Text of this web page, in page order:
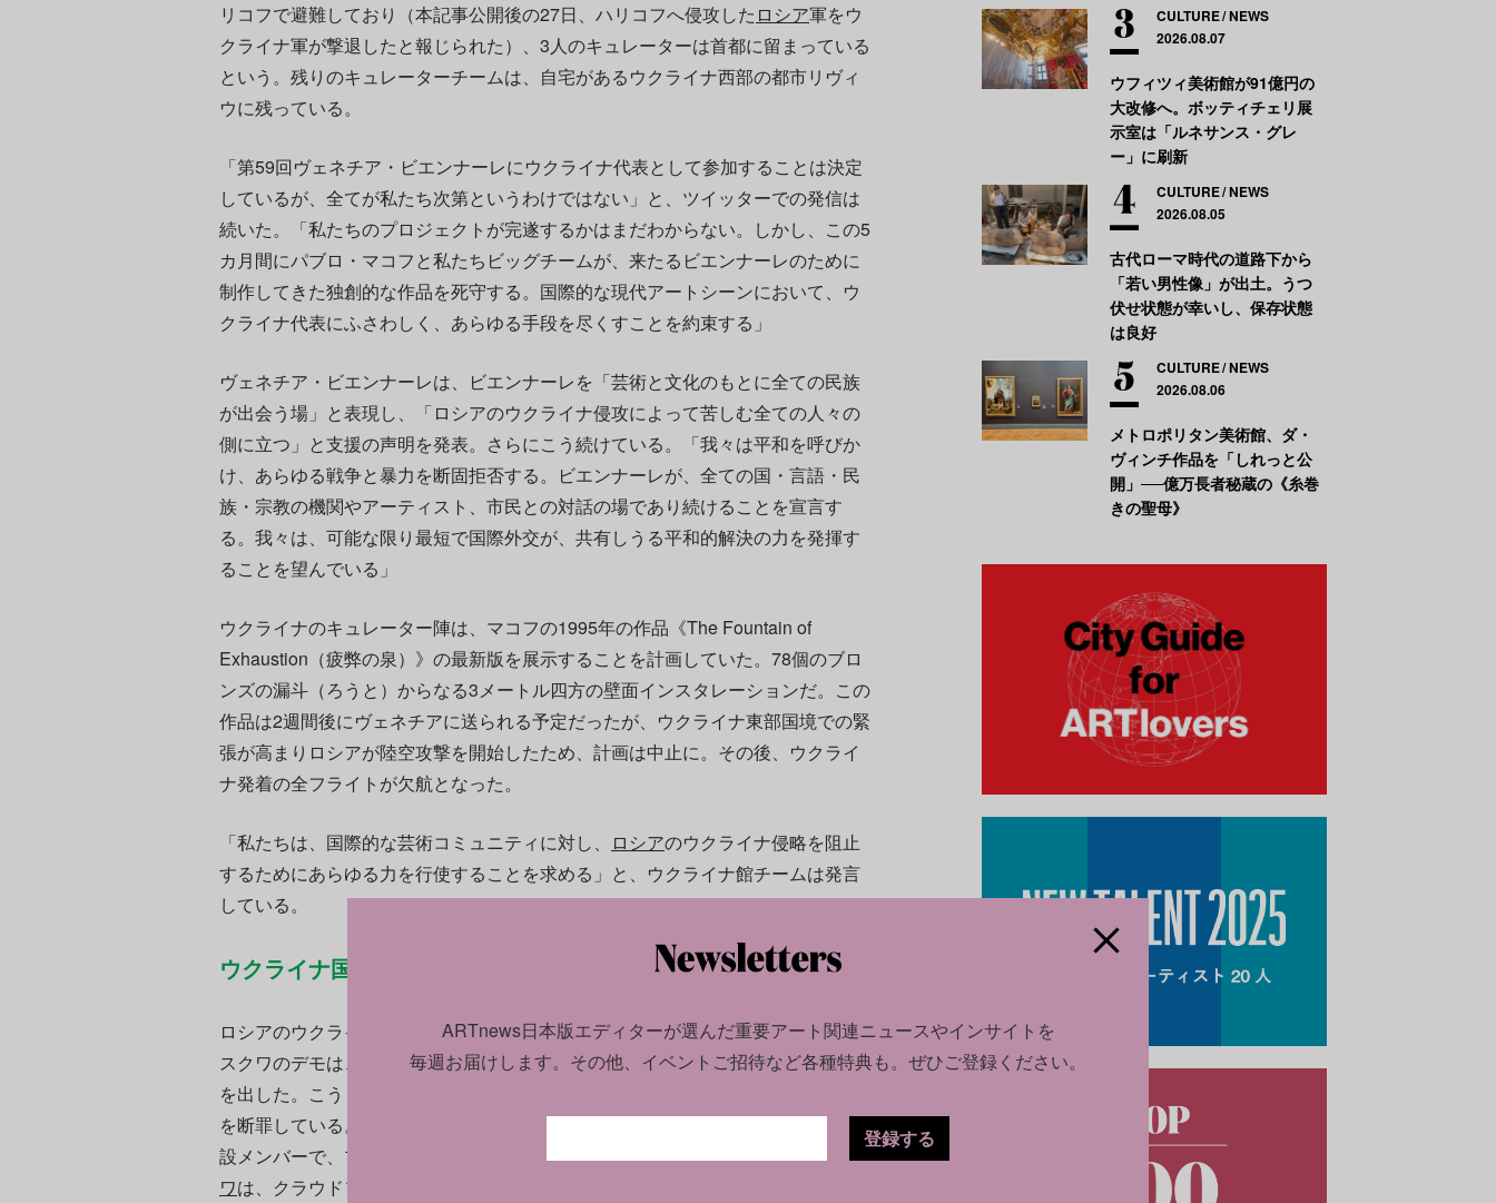
リコフで避難しており（本記事公開後の27日、ハリコフへ侵攻した ロシア軍をウ
クライナ軍が撃退したと報じられた）、3人のキュレーターは首都に留まっている
という。残りのキュレーターチームは、自宅があるウクライナ西部の都市リヴィ
ウに残っている。
「第59回ヴェネチア・ビエンナーレにウクライナ代表として参加することは決定
しているが、全てが私たち次第というわけではない」と、ツイッターでの発信は
続いた。「私たちのプロジェクトが完遂するかはまだわからない。しかし、この5
カ月間にパブロ・マコフと私たちビッグチームが、来たるビエンナーレのために
制作してきた独創的な作品を死守する。国際的な現代アートシーンにおいて、ウ
クライナ代表にふさわしく、あらゆる手段を尽くすことを約束する」
ヴェネチア・ビエンナーレは、ビエンナーレを「芸術と文化のもとに全ての民族
が出会う場」と表現し、「ロシアのウクライナ侵攻によって苦しむ全ての人々の
側に立つ」と支援の声明を発表。さらにこう続けている。「我々は平和を呼びか
け、あらゆる戦争と暴力を断固拒否する。ビエンナーレが、全ての国・言語・民
族・宗教の機関やアーティスト、市民との対話の場であり続けることを宣言す
る。我々は、可能な限り最短で国際外交が、共有しうる平和的解決の力を発揮す
ることを望んでいる」
ウクライナのキュレーター陣は、マコフの1995年の作品《The Fountain of
Exhaustion（疲弊の泉）》の最新版を展示することを計画していた。78個のブロ
ンズの漏斗（ろうと）からなる3メートル四方の壁面インスタレーションだ。この
作品は2週間後にヴェネチアに送られる予定だったが、ウクライナ東部国境での緊
張が高まりロシアが陸空攻撃を開始したため、計画は中止に。その後、ウクライ
ナ発着の全フライトが欠航となった。
「私たちは、国際的な芸術コミュニティに対し、 ロシアのウクライナ侵略を阻止
するためにあらゆる力を行使することを求める」と、ウクライナ館チームは発言
している。
ウクライナ国内外のアーティストが支援を呼びかけ
ロシアのウクライナ侵攻をきっかけに、世界の各都市で反戦デモが勃発した。モ
スクワのデモは、ロシア軍や警察から迅速かつ残虐な弾圧を受け、多くの逮捕者
を出した。こうした暴力にもかかわらず、ロシアの著名な芸術家たちはこの侵略
を断罪している。ロシアの反政府活動家
プッシー・ライオット（Pussy Riot）の創
設メンバーで、プーチン政権を露骨に批判しているナジェージダ・トロコンニコ
ワは、クラウドソースで意思決定を行う暗号資産コミュニティ「分散型自治組織
CULTURE NEWS
2026.08.07
ウフィツィ美術館が91億円の
大改修へ。ボッティチェリ展
示室は「ルネサンス・グレ
ー」に刷新
CULTURE NEWS
2026.08.05
古代ローマ時代の道路下から
「若い男性像」が出土。うつ
伏せ状態が幸いし、保存状態
は良好
CULTURE NEWS
2026.08.06
メトロポリタン美術館、ダ・
ヴィンチ作品を「しれっと公
開」──億万長者秘蔵の《糸巻
きの聖母》
ARTnews日本版エディターが選んだ重要アート関連ニュースやインサイトを
毎週お届けします。 その他、イベントご招待など各種特典も。ぜひご登録ください。
登録する